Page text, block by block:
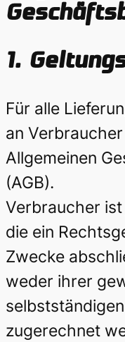
1.
Für alle
an
Allgemeinen
(AGB).
Verbraucher
die ein
Zwecke
weder ihrer
zugerechnet